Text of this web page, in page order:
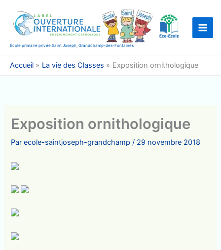
contenu
École primaire privée Saint Joseph, Grandchamp-des-Fontaines
Accueil La vie des Classes Exposition ornithologique
Exposition ornithologique
Parecole-saintjoseph-grandchamp/ 29 novembre 2018